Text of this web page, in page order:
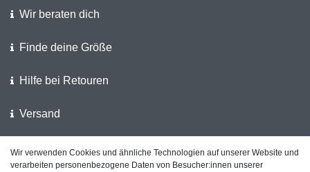
Wir beraten dich
Finde deine Größe
Hilfe bei Retouren
Versand
Wir unterstützen die Polizei
Wir verwenden Cookies und ähnliche Technologien auf unserer Website und
verarbeiten personenbezogene Daten von Besucher:innen unserer